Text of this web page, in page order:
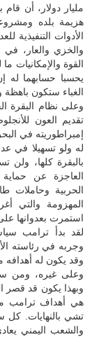
مليار دولار، أن
هزيمة بلده
الأدوات التنفيذية
والخزي والعار،
القوة والإمكانيات
يحسبا حسابهما
الغباء ستكون باهظة
وعلى نظام البقرة
تقديم العون
إمبراطوريته في
له ولو تسهيلا في
بالبقرة كلها، ولن
العاجزة عن حماية
الحربية وحاملات
المهزومة والتي
استمرت بعدوانها
لقد بدأ ترامب
وجربه في رئاسته
وقد يكون له أهدافه
وعلى غيره، ومن
وبهذا يكون قد قصر
هي أهداف ترامب
تشي بالنهايات. كل
والشعب اليمني